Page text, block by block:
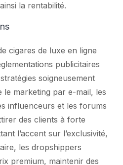
la rentabilité.
cigares de luxe en ligne
publicitaires
soigneusement
marketing par e-mail, les
influenceurs et les forums
des clients à forte
l’accent sur l’exclusivité,
les dropshippers
premium, maintenir des